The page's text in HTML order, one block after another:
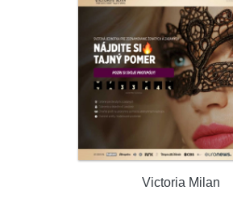
Victoria Milan